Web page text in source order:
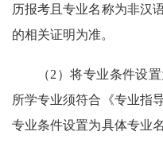
历报考且专业名称为非汉
的相关证明为准。
（2）将专业条件设
所学专业须符合《专业指
专业条件设置为具体专业